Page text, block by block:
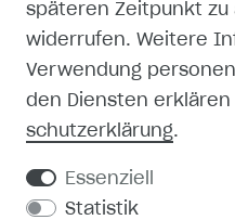
SHOP
MEIN KONTO
REGISTRIEREN
KONTAKT
späteren Zeitpunkt zu
widerrufen. Weitere
Verwendung
den Diensten
schutz­erklärung.
Essenziell
Statistik